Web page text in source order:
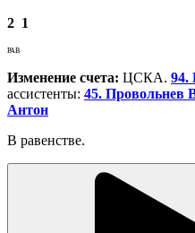
2 1
РАВ
Изменение счета: ЦСКА. 94.
ассистенты: 45. Провольнев
Антон
В равенстве.